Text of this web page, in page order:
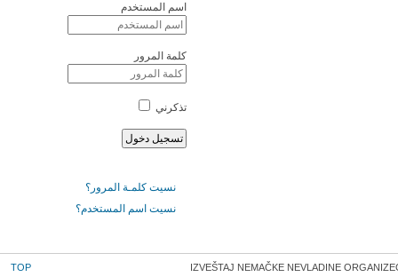
اسم المستخدم
كلمة المرور
تذكرني
نسيت كلمـة المرور؟
نسيت اسم المستخدم؟
IZVEŠTAJ NEMAČKE NEVLADINE
TOP